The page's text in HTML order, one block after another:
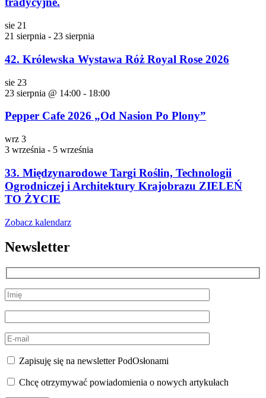
sie 21
21 sierpnia - 23 sierpnia
42. Królewska Wystawa Róż Royal Rose 2026
sie 23
23 sierpnia @ 14:00 - 18:00
Pepper Cafe 2026 „Od Nasion Po Plony”
wrz 3
3 września - 5 września
33. Międzynarodowe Targi Roślin, Technologii
Ogrodniczej i Architektury Krajobrazu ZIELEŃ
TO ŻYCIE
Zobacz kalendarz
Newsletter
Zapisuję się na newsletter PodOsłonami
Chcę otrzymywać powiadomienia o nowych artykułach